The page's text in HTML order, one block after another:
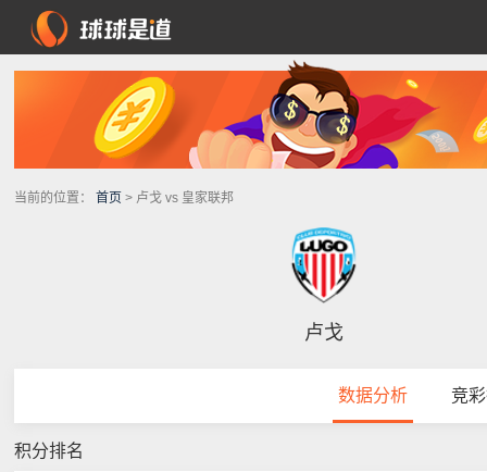
当前的位置： 首页 > 卢戈 vs 皇家联邦
卢戈
数据分析 竞
积分排名